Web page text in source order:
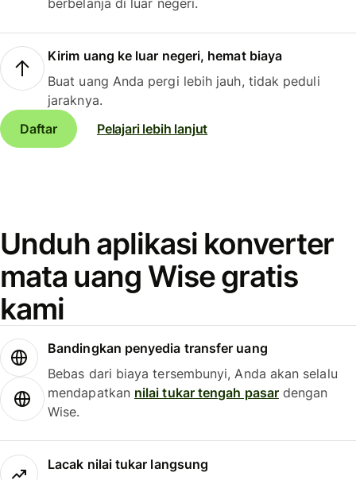
berbelanja di luar negeri.
Kirim uang ke luar negeri, hemat biaya
Buat uang Anda pergi lebih jauh, tidak peduli
jaraknya.
Daftar
Pelajari lebih lanjut
Unduh aplikasi konverter
mata uang Wise gratis
kami
Bandingkan penyedia transfer uang
Bebas dari biaya tersembunyi, Anda akan selalu
mendapatkan nilai tukar tengah pasardengan
Wise.
Lacak nilai tukar langsung